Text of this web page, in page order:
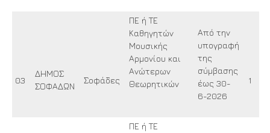
03
ΔΗΜΟΣ
ΣΟΦΑΔΩΝ
Σοφάδες
ΠΕ ή ΤΕ
Καθηγητών
Μουσικής
Αρμονίου και
Ανώτερων
Θεωρητικών
Από την
υπογραφή
της
σύμβασης
έως 30-
6-2026
1
ΠΕ ή ΤΕ